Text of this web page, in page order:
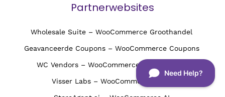
Partnerwebsites
Wholesale Suite – WooCommerce Groothandel
Geavanceerde Coupons – WooCommerce Coupons
WC Vendors – WooCommerce Multi Vendor
Visser Labs – WooCommerce Tools